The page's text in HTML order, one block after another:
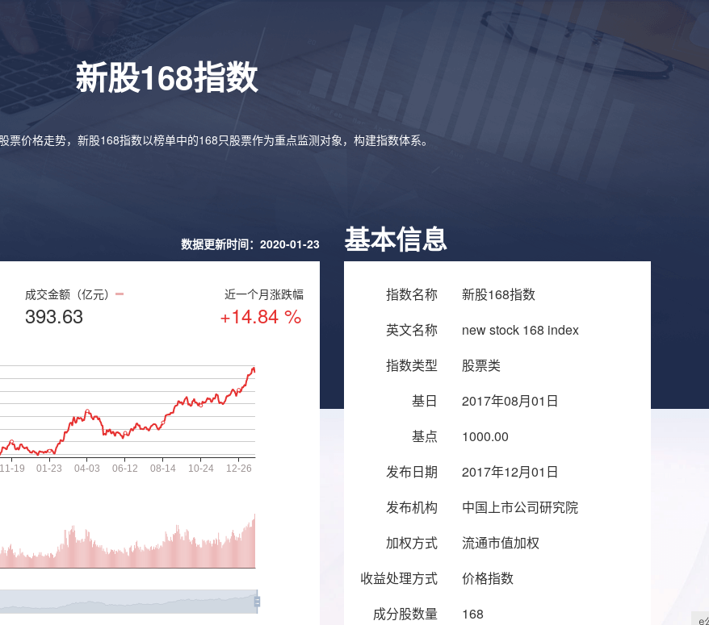
新股168指数
票价格走势，新股168指数以榜单中的168只股票作为重点监测对象，构建指数体系。
数据更新时间：2020-01-23
成交金额（亿元）
393.63
近一个月涨跌幅
+14.84 %
基本信息
指数名称
新股168指数
英文名称
new stock 168 index
指数类型
股票类
基日
2017年08月01日
基点
1000.00
发布日期
2017年12月01日
发布机构
中国上市公司研究院
加权方式
流通市值加权
收益处理方式
价格指数
成分股数量
168